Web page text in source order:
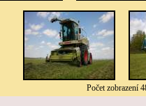
Počet zobrazení